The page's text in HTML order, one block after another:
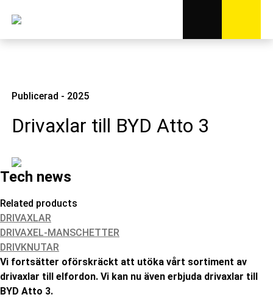
Publicerad - 2025
Drivaxlar till BYD Atto 3
Tech news
Related products
DRIVAXLAR
DRIVAXEL-MANSCHETTER
DRIVKNUTAR
Vi fortsätter oförskräckt att utöka vårt sortiment av
drivaxlar till elfordon. Vi kan nu även erbjuda drivaxlar till
BYD Atto 3.